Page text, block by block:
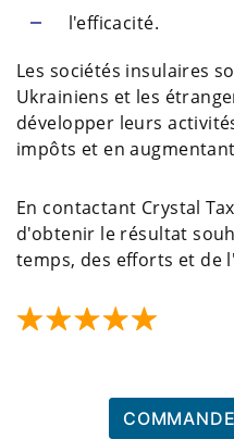
l'efficacité.
Les sociétés insulaires
Ukrainiens et les
développer leurs
impôts et en
En contactant Crystal
d'obtenir le résultat
temps, des efforts et de